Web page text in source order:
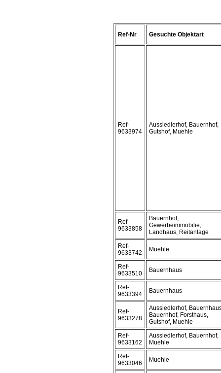
Ref-Nr Gesuchte Objektart
Ref-
9633974
Aussiedlerhof, Bauernhof,
Gutshof, Muehle
Ref-
9633858
Bauernhof,
Gewerbeimmobilie,
Landhaus, Reitanlage
Ref-
9633742
Muehle
Ref-
9633510
Bauernhaus
Ref-
9633394
Bauernhaus
Ref-
9633278
Aussiedlerhof,
Bauernhof, Forsthaus,
Gutshof, Muehle
Ref-
9633162
Aussiedlerhof, Bauernhof,
Muehle
Ref-
9633046
Muehle